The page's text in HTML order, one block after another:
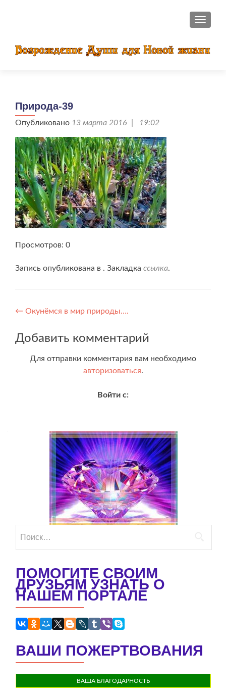
Природа-39
Опубликовано 13 марта 2016 | 19:02
Просмотров: 0
Запись опубликована в . Закладка ссылка.
Навигация
по
записям
← Окунёмся в мир природы….
Добавить комментарий
Для отправки комментария вам необходимо
авторизоваться.
Войти с:
ПОМОГИТЕ СВОИМ
ДРУЗЬЯМ УЗНАТЬ О
НАШЕМ ПОРТАЛЕ
ВАШИ ПОЖЕРТВОВАНИЯ
ВАША БЛАГОДАРНОСТЬ